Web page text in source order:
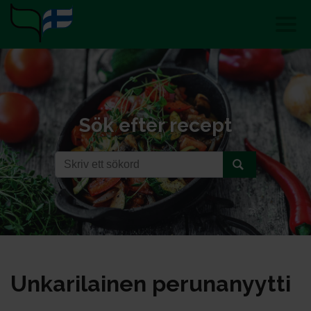
Sök efter recept
Un­ka­ri­lai­nen pe­ru­na­nyyt­ti